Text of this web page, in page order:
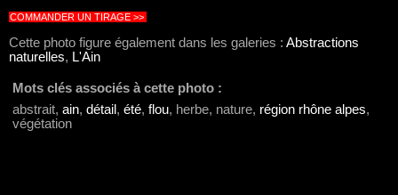
COMMANDER UN TIRAGE >>
Cette photo figure également dans les galeries : Abstractions
naturelles, L'Ain
Mots clés associés à cette photo :
abstrait, ain, détail , été, flou, herbe, nature, région rhône alpes,
végétation